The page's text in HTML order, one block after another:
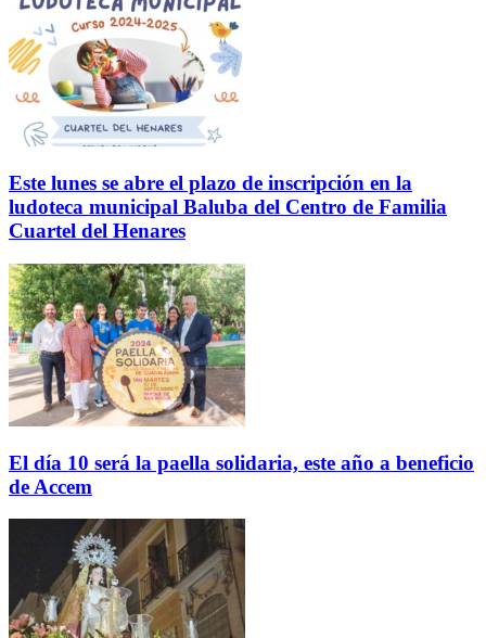
Este lunes se abre el plazo de inscripción en la
ludoteca municipal Baluba del Centro de Familia
Cuartel del Henares
El día 10 será la paella solidaria, este año a beneficio
de Accem